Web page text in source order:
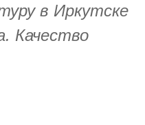
в Иркутске
Качество